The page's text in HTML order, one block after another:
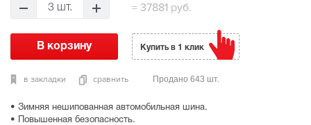
• Зимняя нешипованная автомобильная шина.
• Повышенная безопасность.
3 шт. = 37881 руб.
в закладки сравнить
Купить в 1 клик
Продано 643 шт.